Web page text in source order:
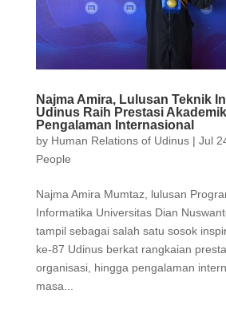
Najma Amira, Lulusan Teknik
Udinus Raih Prestasi
Pengalaman Internasional
by Human Relations of Udinus| Jul
People
Najma Amira Mumtaz, lulusan
Informatika Universitas Dian
tampil sebagai salah satu sosok
ke-87 Udinus berkat rangkaian
organisasi, hingga pengalaman
masa...